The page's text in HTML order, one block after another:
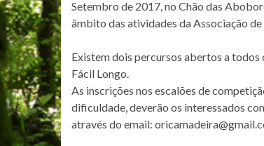
Setembro de 2017, no Chão das
âmbito das atividades da Associação
Existem dois percursos abertos a todos
Fácil Longo.
As inscrições nos escalões de
dificuldade, deverão os interessados
através do email: